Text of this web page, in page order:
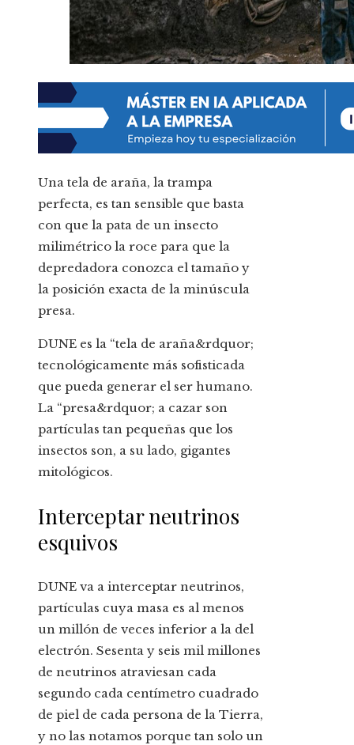
Una tela de araña, la trampa
perfecta, es tan sensible que basta
con que la pata de un insecto
milimétrico la roce para que la
depredadora conozca el tamaño y
la posición exacta de la minúscula
presa.
DUNE es la “tela de araña&rdquor;
tecnológicamente más sofisticada
que pueda generar el ser humano.
La “presa&rdquor; a cazar son
partículas tan pequeñas que los
insectos son, a su lado, gigantes
mitológicos.
Interceptar neutrinos
esquivos
DUNE va a interceptar neutrinos,
partículas cuya masa es al menos
un millón de veces inferior a la del
electrón. Sesenta y seis mil millones
de neutrinos atraviesan cada
segundo cada centímetro cuadrado
de piel de cada persona de la Tierra,
y no las notamos porque tan solo un